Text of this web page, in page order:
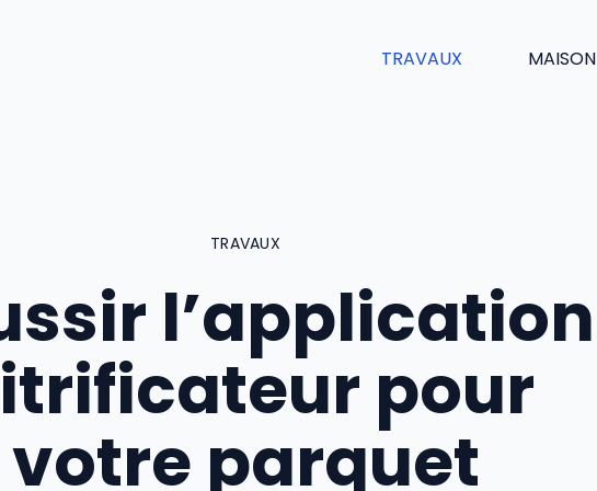
TRAVAUX MAISON
TRAVAUX
l’application
pour
votre parquet